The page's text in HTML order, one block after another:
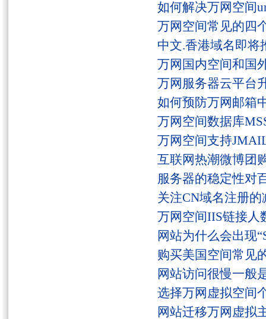
如何解决万网空间
万网空间常见的四
中文.香港域名即将
万网国内空间和国
万网服务器云平台
如何预防万网邮箱
万网空间数据库
万网空间支持
互联网热潮微博团
服务器的稳定性对
关注CN域名注册的
万网空间IIS链接人
网站为什么会出现
购买美国空间常见
网站访问很慢一般
选择万网虚拟空间
网站迁移万网虚拟